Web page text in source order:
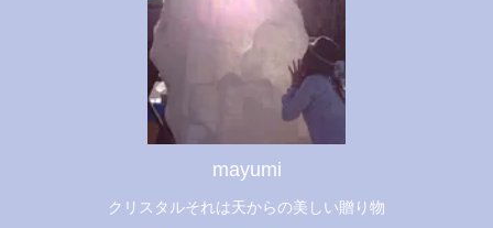
mayumi
クリスタルそれは天からの美しい贈り物